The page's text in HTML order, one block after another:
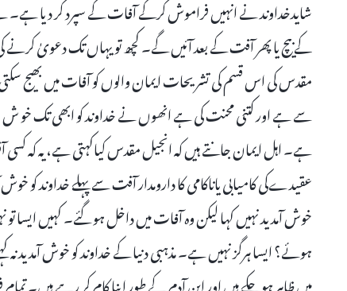
شایدخداوند نے انہیں فراموش کرکے آفات کے سپرد کر دیا ہے۔ بے
مقدس کی اس قسم کی تشریحات ایمان والوں کو آفات میں بھیج
سے ہے اور کتنی محنت کی ہے انھوں نے خداوند کو ابھی تک خو
ہے۔ اہل ایمان جانتے ہیں کہ انجیل مقدس کیاکہتی ہے، یہ کہ
عقیدےکی کامیابی یاناکامی کا دارومدار آفت سے پہلے خداوند کو
خوش آمدید نہیں کہا لیکن وہ آفات میں داخل ہو گئے۔ کہیں ایسا تو
ہوئے؟ ایسا ہرگز نہیں ہے۔ مذہبی دنیا کے خداوند کو خوش آمدید
میں ظاہر ہو چکے ہیں اور ابن آدم کے طور اپنا کام کر رہے ہیں۔